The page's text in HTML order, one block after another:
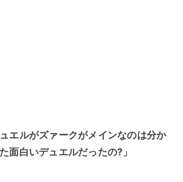
エルがズァークがメインなのは分か
面白いデュエルだったの?」